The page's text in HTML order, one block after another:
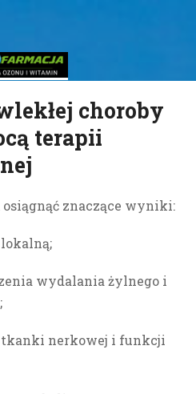
choroby
terapii
osiągnąć znaczące wyniki:
wydalania żylnego i
nerkowej i funkcji